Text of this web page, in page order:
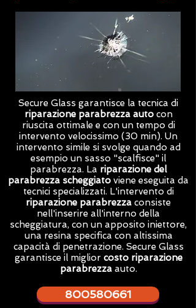
Secure Glass garantisce la tecnica di
riparazione parabrezza autocon
riuscita ottimale e con un tempo di
intervento velocissimo (30 min). Un
intervento simile si svolge quando ad
esempio un sasso "scalfisce" il
parabrezza. La riparazione del
parabrezza scheggiato viene eseguita da
tecnici specializzati. L'intervento di
riparazione parabrezza consiste
nell'inserire all'interno della
scheggiatura, con un apposito iniettore,
una resina specifica con altissima
capacità di penetrazione. Secure Glass
garantisce il miglior costo riparazione
parabrezzaauto.
800580661